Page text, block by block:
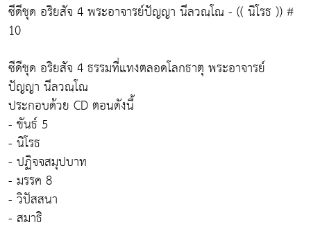
ซีดีชุด อริยสัจ 4 พระอาจารย์ปัญญา นีลวณฺโณ - (( นิโรธ )) #
10
ซีดีชุด อริยสัจ 4 ธรรมที่แทงตลอดโลกธาตุ พระอาจารย์
ปัญญา นีลวณฺโณ
ประกอบด้วย CD ตอนดังนี้
- ขันธ์ 5
- นิโรธ
- ปฏิจจสมุปบาท
- มรรค 8
- วิปัสสนา
- สมาธิ